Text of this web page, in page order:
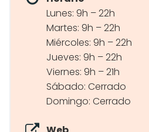
Lunes: 9h – 22h
Martes: 9h – 22h
Miércoles: 9h – 22h
Jueves: 9h – 22h
Viernes: 9h – 21h
Sábado: Cerrado
Domingo: Cerrado